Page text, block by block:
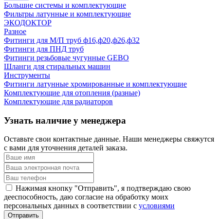
Большие системы и комплектующие
Фильтры латунные и комплектующие
ЭКОДОКТОР
Разное
Фитинги для М/П труб ф16,ф20,ф26,ф32
Фитинги для ПНД труб
Фитинги резьбовые чугунные GEBO
Шланги для стиральных машин
Инструменты
Фитинги латунные хромированные и комплектующие
Комплектующие для отопления (разные)
Комплектующие для радиаторов
Узнать наличие у менеджера
Оставьте свои контактные данные. Наши менеджеры свяжутся
с вами для уточнения деталей заказа.
Нажимая кнопку "Отправить", я подтверждаю свою
дееспособность, даю согласие на обработку моих
персональных данных в соответствии с условиями